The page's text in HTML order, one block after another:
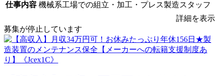
仕事内容 機械系工場での組立・加工・プレス製造スタッフ
詳細を表示
募集が停止しています